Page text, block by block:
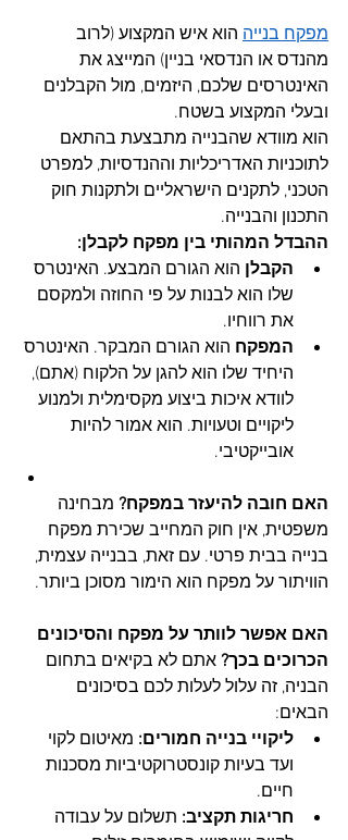
מפקח בנייה הוא איש המקצוע (לרוב
מהנדס או הנדסאי בניין) המייצג את
האינטרסים שלכם, היזמים, מול הקבלנים
ובעלי המקצוע בשטח.
הוא מוודא שהבנייה מתבצעת בהתאם
לתוכניות האדריכליות וההנדסיות, למפרט
הטכני, לתקנים הישראליים ולתקנות חוק
התכנון והבנייה.
ההבדל המהותי בין מפקח לקבלן:
הקבלן הוא הגורם המבצע. האינטרס
שלו הוא לבנות על פי החוזה ולמקסם
את רווחיו.
המפקח הוא הגורם המבקר. האינטרס
היחיד שלו הוא להגן על הלקוח (אתם),
לוודא איכות ביצוע מקסימלית ולמנוע
ליקויים וטעויות. הוא אמור להיות
אובייקטיבי.
האם חובה להיעזר במפקח? מבחינה
משפטית, אין חוק המחייב שכירת מפקח
בנייה בבית פרטי. עם זאת, בבנייה עצמית,
הוויתור על מפקח הוא הימור מסוכן ביותר.
האם אפשר לוותר על מפקח והסיכונים
הכרוכים בכך? אתם לא בקיאים בתחום
הבניה, זה עלול לעלות לכם בסיכונים
הבאים:
ליקויי בנייה חמורים: מאיטום לקוי
ועד בעיות קונסטרוקטיביות מסכנות
חיים.
חריגות תקציב: תשלום על עבודה